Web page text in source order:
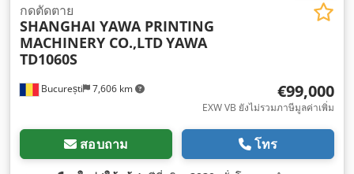
București 7,606 km
กดตัดตาย
SHANGHAI YAWA PRINTING
MACHINERY CO.,LTDYAWA
TD1060S
€99,000
EXW VB ยังไม่รวมภาษีมูลค่าเพิ่ม
สอบถาม โทร